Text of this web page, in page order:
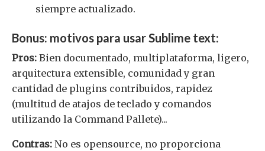
siempre actualizado.
Bonus: motivos para usar Sublime text:
Pros: Bien documentado, multiplataforma, ligero,
arquitectura extensible, comunidad y gran
cantidad de plugins contribuidos, rapidez
(multitud de atajos de teclado y comandos
utilizando la Command Pallete)...
Contras: No es opensource, no proporciona